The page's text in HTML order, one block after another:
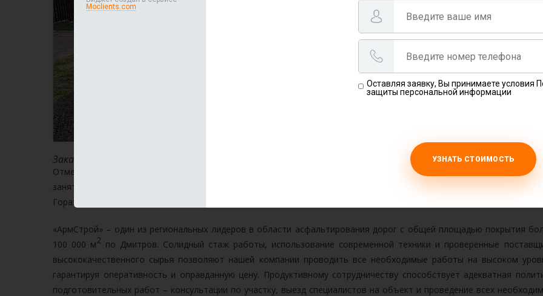
Заказать укладку асфальтовой крошки в Дмитров
Отметим, что
на небольшом участке – посильная задача для любого
заняться проведением работ, однако она требует времени, сил, физического здоровья и наличия
Гораздо проще и рентабельнее обратиться к профессионалам, с чем согласятся очень многие.
«АрмСтрой» – один из региональных лидеров в области асфальтирования дорог с общей площадью покрытия
100 000 м2 по Дмитров. Солидный стаж работы, использование современной техники и проверенные
высококачественного сырья позволяют нашей компании проводить все необходимые работы на высоком
гарантируя оперативность и оправданную цену. Продуктивному сотрудничеству способствует адекватная
подготовительных работ – консультации по участку, выезд специалистов на объект и проведение всех
Moclients.com
Оставляя заявку, Вы принимаете условия
защиты персональной информации
УЗНАТЬ СТОИМОСТЬ